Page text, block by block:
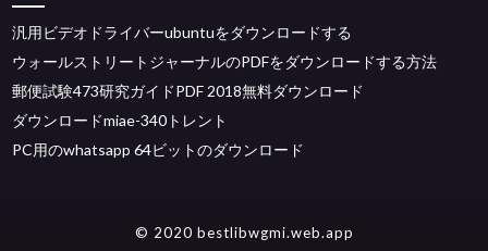
汎用ビデオドライバーubuntuをダウンロードする
ウォールストリートジャーナルのPDFをダウンロードする方法
郵便試験473研究ガイドPDF 2018無料ダウンロード
ダウンロードmiae-340トレント
PC用のwhatsapp 64ビットのダウンロード
© 2020 bestlibwgmi.web.app